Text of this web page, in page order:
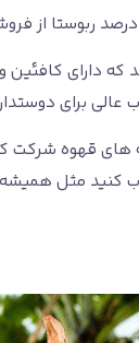
که دارای
عالی برای
کنید مثل